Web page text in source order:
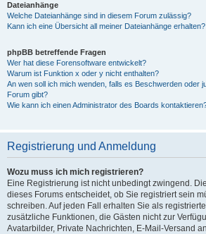
Dateianhänge
Welche Dateianhänge sind in diesem Forum zulässig?
Kann ich eine Übersicht all meiner Dateianhänge erhalten?
phpBB betreffende Fragen
Wer hat diese Forensoftware entwickelt?
Warum ist Funktion x oder y nicht enthalten?
An wen soll ich mich wenden, falls es Beschwerden oder
Forum gibt?
Wie kann ich einen Administrator des Boards
Registrierung und Anmeldung
Wozu muss ich mich registrieren?
Eine Registrierung ist nicht unbedingt zwingend.
dieses Forums entscheidet, ob Sie registriert sein
schreiben. Auf jeden Fall erhalten Sie als
zusätzliche Funktionen, die Gästen nicht zur
Avatarbilder, Private Nachrichten, E-Mail-Versand